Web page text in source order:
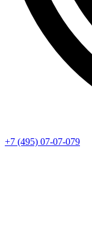
+7 (495) 07-07-079